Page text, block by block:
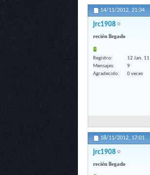
14/11/2012, 21:34
jrc1908
recién llegado
Registro
12 Jan, 11
Mensajes
9
Agradecido
0 veces
18/11/2012, 17:01
jrc1908
recién llegado